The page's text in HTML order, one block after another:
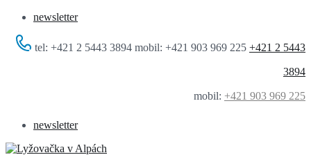
newsletter
tel: +421 2 5443 3894 mobil: +421 903 969 225 +421 2 5443
3894
mobil: +421 903 969 225
newsletter